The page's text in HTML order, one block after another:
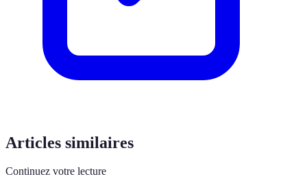
Articles similaires
Continuez votre lecture